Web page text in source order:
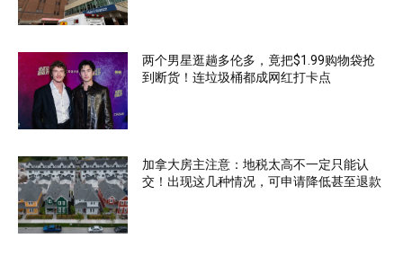
两个男星逛趟多伦多，竟把$1.99购物袋抢
到断货！连垃圾桶都成网红打卡点
加拿大房主注意：地税太高不一定只能认
交！出现这几种情况，可申请降低甚至退款